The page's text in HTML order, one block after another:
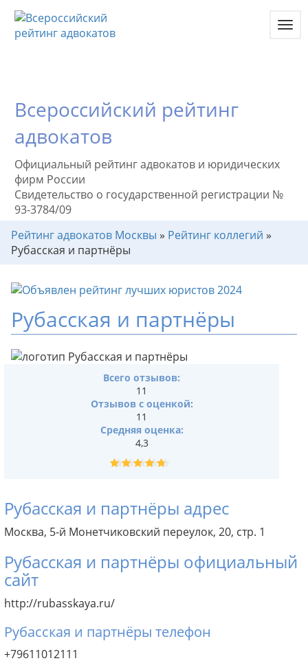
Всероссийский рейтинг
адвокатов
Официальный рейтинг адвокатов и юридических
фирм России
Свидетельство о государственной регистрации №
93-3784/09
Рейтинг адвокатов Москвы » Рейтинг коллегий »
Рубасская и партнёры
Рубасская и партнёры
Рубасская и партнёры адрес
Москва, 5-й Монетчиковский переулок, 20, стр. 1
Рубасская и партнёры официальный
сайт
http://rubasskaya.ru/
Рубасская и партнёры телефон
+79611012111
Всего отзывов:
11
Отзывов с оценкой:
11
Средняя оценка:
4,3